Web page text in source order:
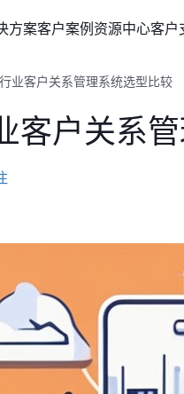
方案客户案例资源中心客户
业客户关系管理系统选型比较
客户关系